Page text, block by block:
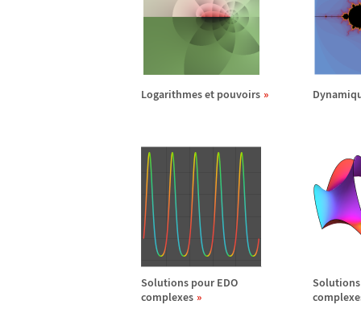
Logarithmes et pouvoirs
Solutions pour EDO
complexes